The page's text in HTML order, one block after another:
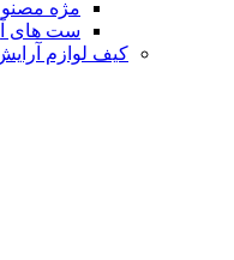
مژه
ست های
کیف لوازم